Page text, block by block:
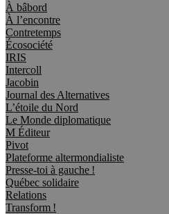
À bâbord
À l’encontre
Contretemps
Écosociété
IRIS
Intercoll
Jacobin
Journal des Alternatives
L’étoile du Nord
Le Monde diplomatique
M Éditeur
Pivot
Plateforme altermondialiste
Presse-toi à gauche !
Québec solidaire
Relations
Transform !